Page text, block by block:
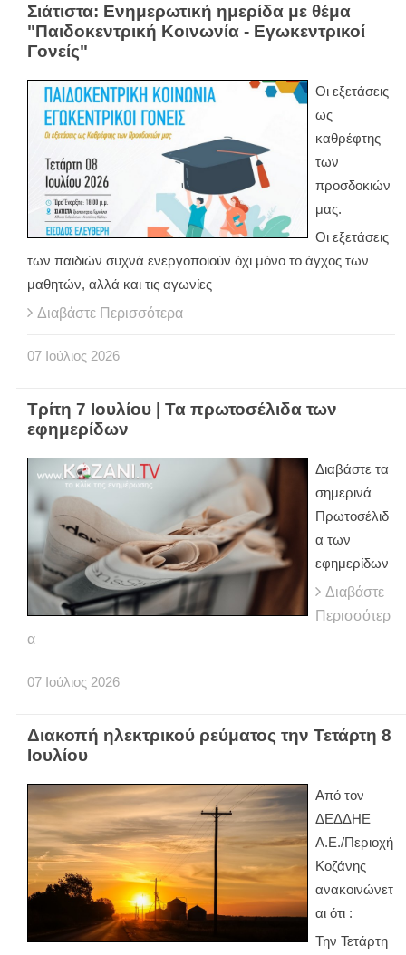
Σιάτιστα: Ενημερωτική ημερίδα με θέμα
"Παιδοκεντρική Κοινωνία - Εγωκεντρικοί
Γονείς"
Οι εξετάσεις
ως
καθρέφτης
των
προσδοκιών
μας.
Οι εξετάσεις
των παιδιών συχνά ενεργοποιούν όχι μόνο το άγχος των
μαθητών, αλλά και τις αγωνίες
Διαβάστε Περισσότερα
07 Ιούλιος 2026
Τρίτη 7 Ιουλίου | Τα πρωτοσέλιδα των
εφημερίδων
Διαβάστε τα
σημερινά
Πρωτοσέλιδ
α των
εφημερίδων
Διαβάστε
Περισσότερ
α
07 Ιούλιος 2026
Διακοπή ηλεκτρικού ρεύματος την Τετάρτη 8
Ιουλίου
Από τον
ΔΕΔΔΗΕ
Α.Ε./Περιοχή
Κοζάνης
ανακοινώνετ
αι ότι :
Την Τετάρτη